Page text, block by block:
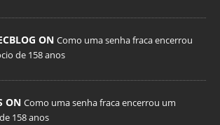
ON Como uma senha fraca encerrou
de 158 anos
ON Como uma senha fraca encerrou um
158 anos